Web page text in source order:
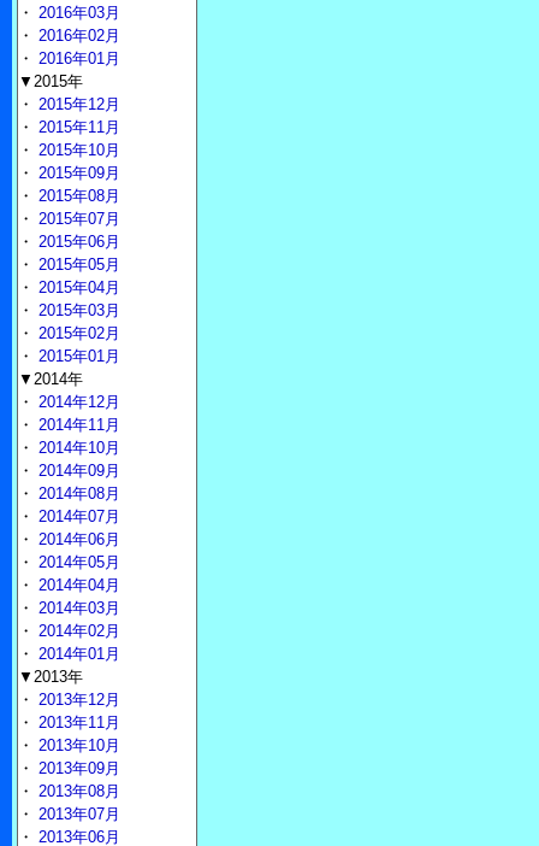
・ 2016年03月
・ 2016年02月
・ 2016年01月
▼2015年
・ 2015年12月
・ 2015年11月
・ 2015年10月
・ 2015年09月
・ 2015年08月
・ 2015年07月
・ 2015年06月
・ 2015年05月
・ 2015年04月
・ 2015年03月
・ 2015年02月
・ 2015年01月
▼2014年
・ 2014年12月
・ 2014年11月
・ 2014年10月
・ 2014年09月
・ 2014年08月
・ 2014年07月
・ 2014年06月
・ 2014年05月
・ 2014年04月
・ 2014年03月
・ 2014年02月
・ 2014年01月
▼2013年
・ 2013年12月
・ 2013年11月
・ 2013年10月
・ 2013年09月
・ 2013年08月
・ 2013年07月
・ 2013年06月